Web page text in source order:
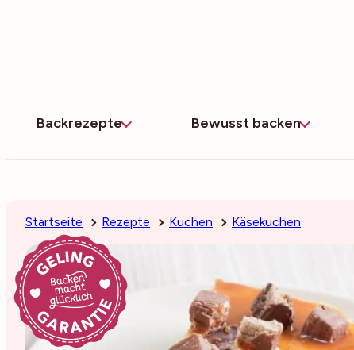
Backrezepte Bewusst backen
Startseite Rezepte Kuchen Käsekuchen